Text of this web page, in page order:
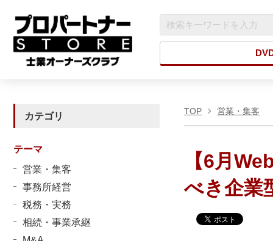
カテゴリ
テーマ
営業・集客
事務所経営
税務・実務
相続・事業承継
TOP 営業・集客
【6月
べき企業